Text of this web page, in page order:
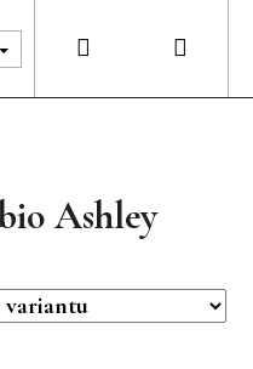
Kontakty
Ashley